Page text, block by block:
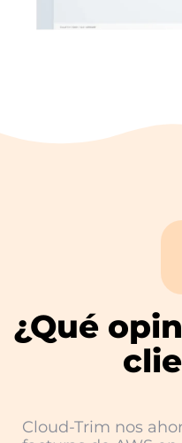
¿Qué
Cloud-Trim nos